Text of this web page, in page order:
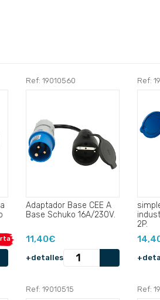
Ref: 19010560
Adaptador Base CEE A
Base Schuko 16A/230V.
11,40€
+detalles
Ref:
2P.
Ref: 19010515 Ref: